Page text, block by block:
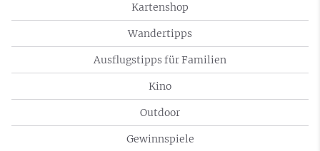
Kartenshop
Wandertipps
Ausflugstipps für Familien
Kino
Outdoor
Gewinnspiele